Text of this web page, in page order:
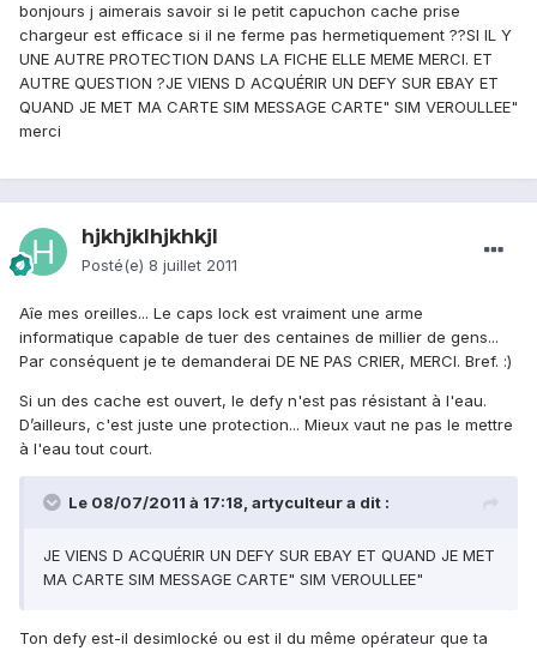
bonjours j aimerais savoir si le petit capuchon cache prise
chargeur est efficace si il ne ferme pas hermetiquement ??SI IL Y
UNE AUTRE PROTECTION DANS LA FICHE ELLE MEME MERCI. ET
AUTRE QUESTION ?JE VIENS D ACQUÉRIR UN DEFY SUR EBAY ET
QUAND JE MET MA CARTE SIM MESSAGE CARTE" SIM VEROULLEE"
merci
hjkhjklhjkhkjl
Posté(e) 8 juillet 2011
Aîe mes oreilles... Le caps lock est vraiment une arme
informatique capable de tuer des centaines de millier de gens...
Par conséquent je te demanderai DE NE PAS CRIER, MERCI. Bref. :)
Si un des cache est ouvert, le defy n'est pas résistant à l'eau.
D’ailleurs, c'est juste une protection... Mieux vaut ne pas le mettre
à l'eau tout court.
Le 08/07/2011 à 17:18, artyculteur a dit :
JE VIENS D ACQUÉRIR UN DEFY SUR EBAY ET QUAND JE MET
MA CARTE SIM MESSAGE CARTE" SIM VEROULLEE"
Ton defy est-il desimlocké ou est il du même opérateur que ta